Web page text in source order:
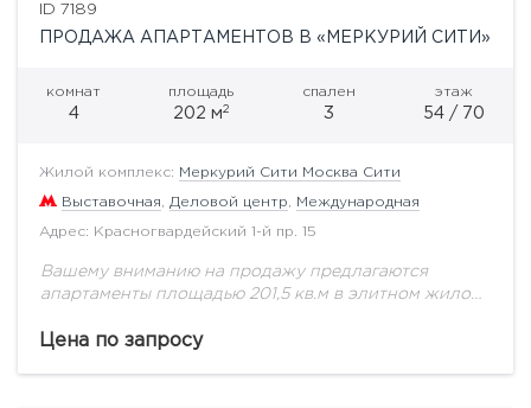
ID 7189
ПРОДАЖА АПАРТАМЕНТОВ В «МЕРКУРИЙ СИТИ»
комнат
4
площадь
202 м2
спален
3
этаж
54 / 70
Жилой комплекс: Меркурий Сити Москва Сити
Выставочная Деловой центр Международная
Адрес: Красногвардейский 1-й пр. 15
Вашему вниманию на продажу предлагаются
апартаменты площадью 201,5 кв.м в элитном жилом
панорамными видами на Москва-реку и северо-
Цена по запросу